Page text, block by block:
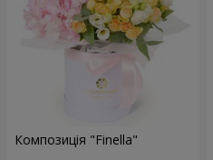
Композиція "Finella"